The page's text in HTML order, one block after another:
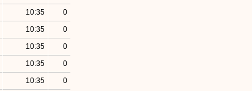
0
10:35
0
10:35
0
10:35
0
10:35
0
10:35